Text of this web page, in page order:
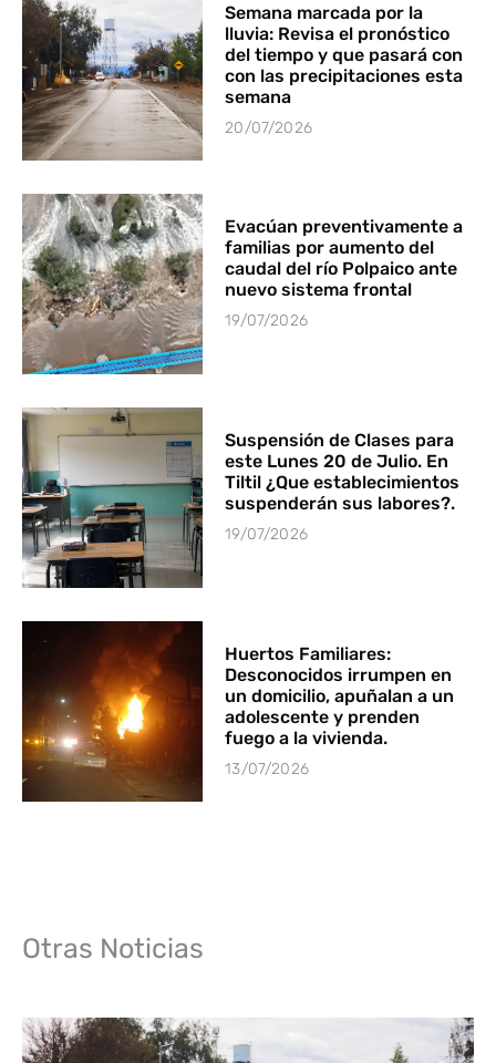
Semana marcada por la
lluvia: Revisa el pronóstico
del tiempo y que pasará con
con las precipitaciones esta
semana
20/07/2026
Evacúan preventivamente a
familias por aumento del
caudal del río Polpaico ante
nuevo sistema frontal
19/07/2026
Suspensión de Clases para
este Lunes 20 de Julio. En
Tiltil ¿Que establecimientos
suspenderán sus labores?.
19/07/2026
Huertos Familiares:
Desconocidos irrumpen en
un domicilio, apuñalan a un
adolescente y prenden
fuego a la vivienda.
13/07/2026
Otras Noticias